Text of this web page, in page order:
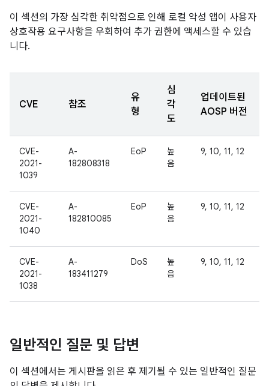
이 섹션의 가장 심각한 취약점으로 인해 로컬 악성 앱이 사용자
상호작용 요구사항을 우회하여 추가 권한에 액세스할 수 있습
니다.
CVE 참조
유
형
심
각
도
업데이트된
AOSP 버전
CVE-
2021-
1039
A-
182808318
EoP
높
음
9, 10, 11, 12
CVE-
2021-
1040
A-
182810085
EoP
높
음
9, 10, 11, 12
CVE-
2021-
1038
A-
183411279
DoS
높
음
9, 10, 11, 12
일반적인 질문 및 답변
이 섹션에서는 게시판을 읽은 후 제기될 수 있는 일반적인 질문